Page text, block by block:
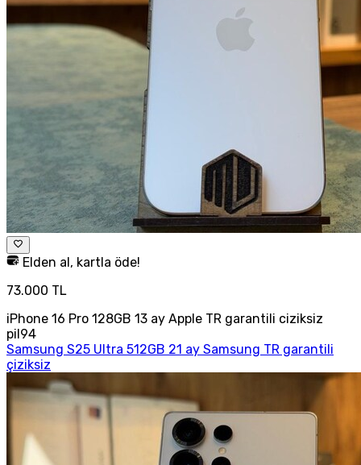
Elden al, kartla öde!
73.000 TL
iPhone 16 Pro 128GB 13 ay Apple TR garantili ciziksiz
pil94
Samsung S25 Ultra 512GB 21 ay Samsung TR garantili
çiziksiz